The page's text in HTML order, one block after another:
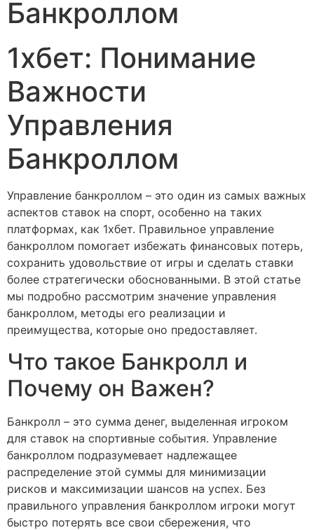
Банкроллом
1хбет: Понимание
Важности
Управления
Банкроллом
Управление банкроллом – это один из самых важных
аспектов ставок на спорт, особенно на таких
платформах, как 1хбет. Правильное управление
банкроллом помогает избежать финансовых потерь,
сохранить удовольствие от игры и сделать ставки
более стратегически обоснованными. В этой статье
мы подробно рассмотрим значение управления
банкроллом, методы его реализации и
преимущества, которые оно предоставляет.
Что такое Банкролл и
Почему он Важен?
Банкролл – это сумма денег, выделенная игроком
для ставок на спортивные события. Управление
банкроллом подразумевает надлежащее
распределение этой суммы для минимизации
рисков и максимизации шансов на успех. Без
правильного управления банкроллом игроки могут
быстро потерять все свои сбережения, что